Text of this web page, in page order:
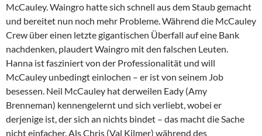
McCauley. Waingro hatte sich schnell aus dem Staub gemacht
und bereitet nun noch mehr Probleme. Während die McCauley
Crew über einen letzte gigantischen Überfall auf eine Bank
nachdenken, plaudert Waingro mit den falschen Leuten.
Hanna ist fasziniert von der Professionalität und will
McCauley unbedingt einlochen – er ist von seinem Job
besessen. Neil McCauley hat derweilen Eady (Amy
Brenneman) kennengelernt und sich verliebt, wobei er
derjenige ist, der sich an nichts bindet – das macht die Sache
nicht einfacher. Als Chris (Val Kilmer) während des